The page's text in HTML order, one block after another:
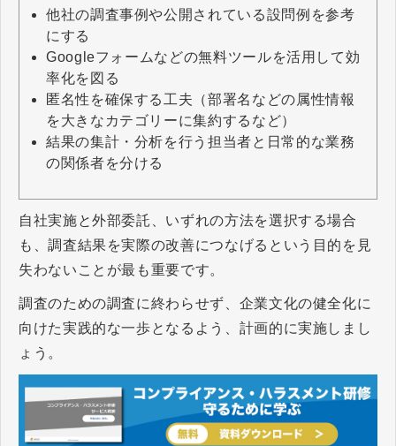
他社の調査事例や公開されている設問例を参考
にする
Googleフォームなどの無料ツールを活用して効
率化を図る
匿名性を確保する工夫（部署名などの属性情報
を大きなカテゴリーに集約するなど）
結果の集計・分析を行う担当者と日常的な業務
の関係者を分ける
自社実施と外部委託、いずれの方法を選択する場合
も、調査結果を実際の改善につなげるという目的を見
失わないことが最も重要です。
調査のための調査に終わらせず、企業文化の健全化に
向けた実践的な一歩となるよう、計画的に実施しまし
ょう。